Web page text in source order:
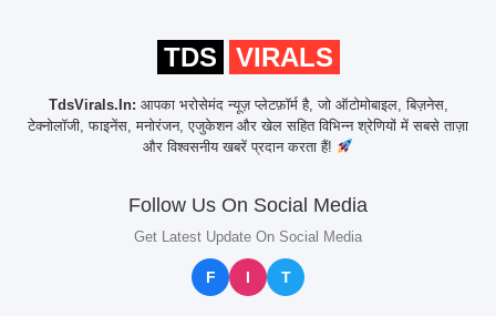
TDS VIRALS
TdsVirals.In: आपका भरोसेमंद न्यूज़ प्लेटफ़ॉर्म है, जो ऑटोमोबाइल, बिज़नेस,
टेक्नोलॉजी, फाइनेंस, मनोरंजन, एजुकेशन और खेल सहित विभिन्न श्रेणियों में सबसे ताज़ा
और विश्वसनीय खबरें प्रदान करता हैं!
Follow Us On Social Media
Get Latest Update On Social Media
F I T